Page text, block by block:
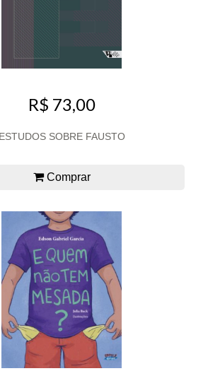
R$ 73,00
ESTUDOS SOBRE FAUSTO
Comprar